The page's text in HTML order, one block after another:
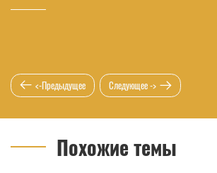
<-Предыдущее Следующее ->
Похожие темы